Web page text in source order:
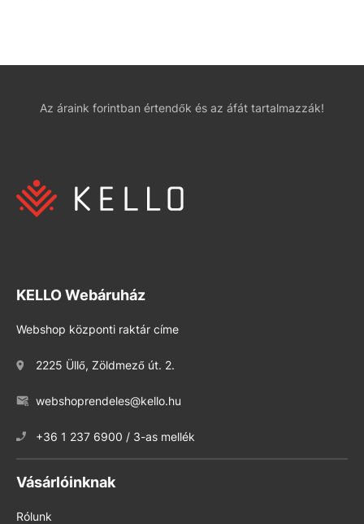
Az áraink forintban értendők és az áfát tartalmazzák!
KELLO Webáruház
Webshop központi raktár címe
2225 Üllő, Zöldmező út. 2.
webshoprendeles@kello.hu
+36 1 237 6900 / 3-as mellék
Vásárlóinknak
Rólunk